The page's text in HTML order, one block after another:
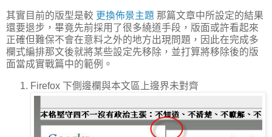
其實目前的版型是較 更換佈景主題 那篇文章中所設定的結果
還要退步，畢竟先前採用了很多繞道手段，版面或許看起來
正確但難保不會在意料之外的地方出現問題，因此在完成多
欄式編排那文後就將某些設定先移除，並打算將移除後的版
面當成實戰篇中的範例。
Firefox 下側邊欄與本文區上邊界未對齊